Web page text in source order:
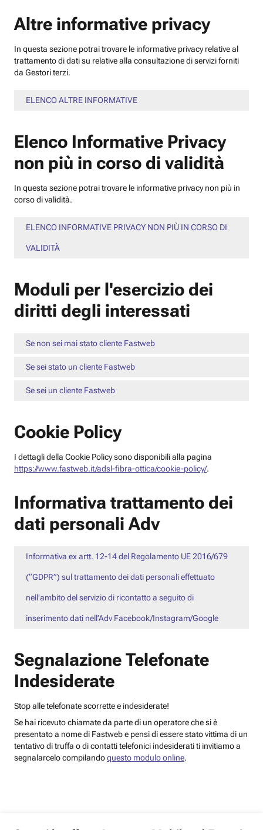
Altre informative privacy
In questa sezione potrai trovare le informative privacy relative al
trattamento di dati su relative alla consultazione di servizi forniti
da Gestori terzi.
ELENCO ALTRE INFORMATIVE
Elenco Informative Privacy
non più in corso di validità
In questa sezione potrai trovare le informative privacy non più in
corso di validità.
ELENCO INFORMATIVE PRIVACY NON PIÙ IN CORSO DI
VALIDITÀ
Moduli per l'esercizio dei
diritti degli interessati
Se non sei mai stato cliente Fastweb
Se sei stato un cliente Fastweb
Se sei un cliente Fastweb
Cookie Policy
I dettagli della Cookie Policy sono disponibili alla pagina
https://www.fastweb.it/adsl-fibra-ottica/cookie-policy/.
Informativa trattamento dei
dati personali Adv
Informativa ex artt. 12-14 del Regolamento UE 2016/679
(“GDPR”) sul trattamento dei dati personali effettuato
nell’ambito del servizio di ricontatto a seguito di
inserimento dati nell’Adv Facebook/Instagram/Google
Segnalazione Telefonate
Indesiderate
Stop alle telefonate scorrette e indesiderate!
Se hai ricevuto chiamate da parte di un operatore che si è
presentato a nome di Fastweb e pensi di essere stato vittima di un
tentativo di truffa o di contatti telefonici indesiderati ti invitiamo a
segnalarcelo compilandoquesto modulo online.